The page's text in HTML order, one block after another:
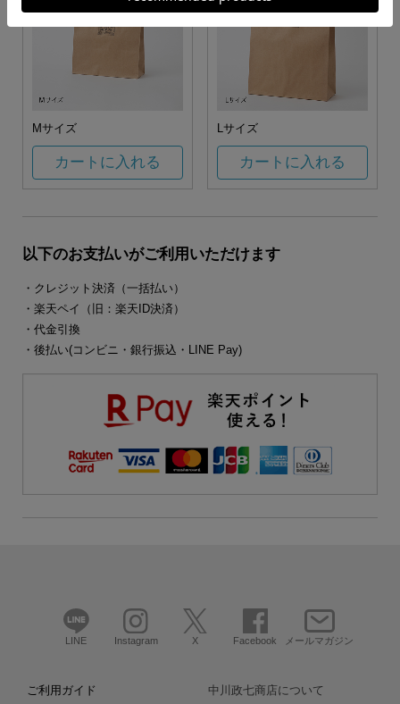
Mサイズ
カートに入れる
Lサイズ
カートに入れる
以下のお支払いがご利用いただけます
・クレジット決済（一括払い）
・楽天ペイ（旧：楽天ID決済）
・代金引換
・後払い(コンビニ・銀行振込・LINE Pay)
LINE Instagram X Facebook メールマガジン
ご利用ガイド 中川政七商店について